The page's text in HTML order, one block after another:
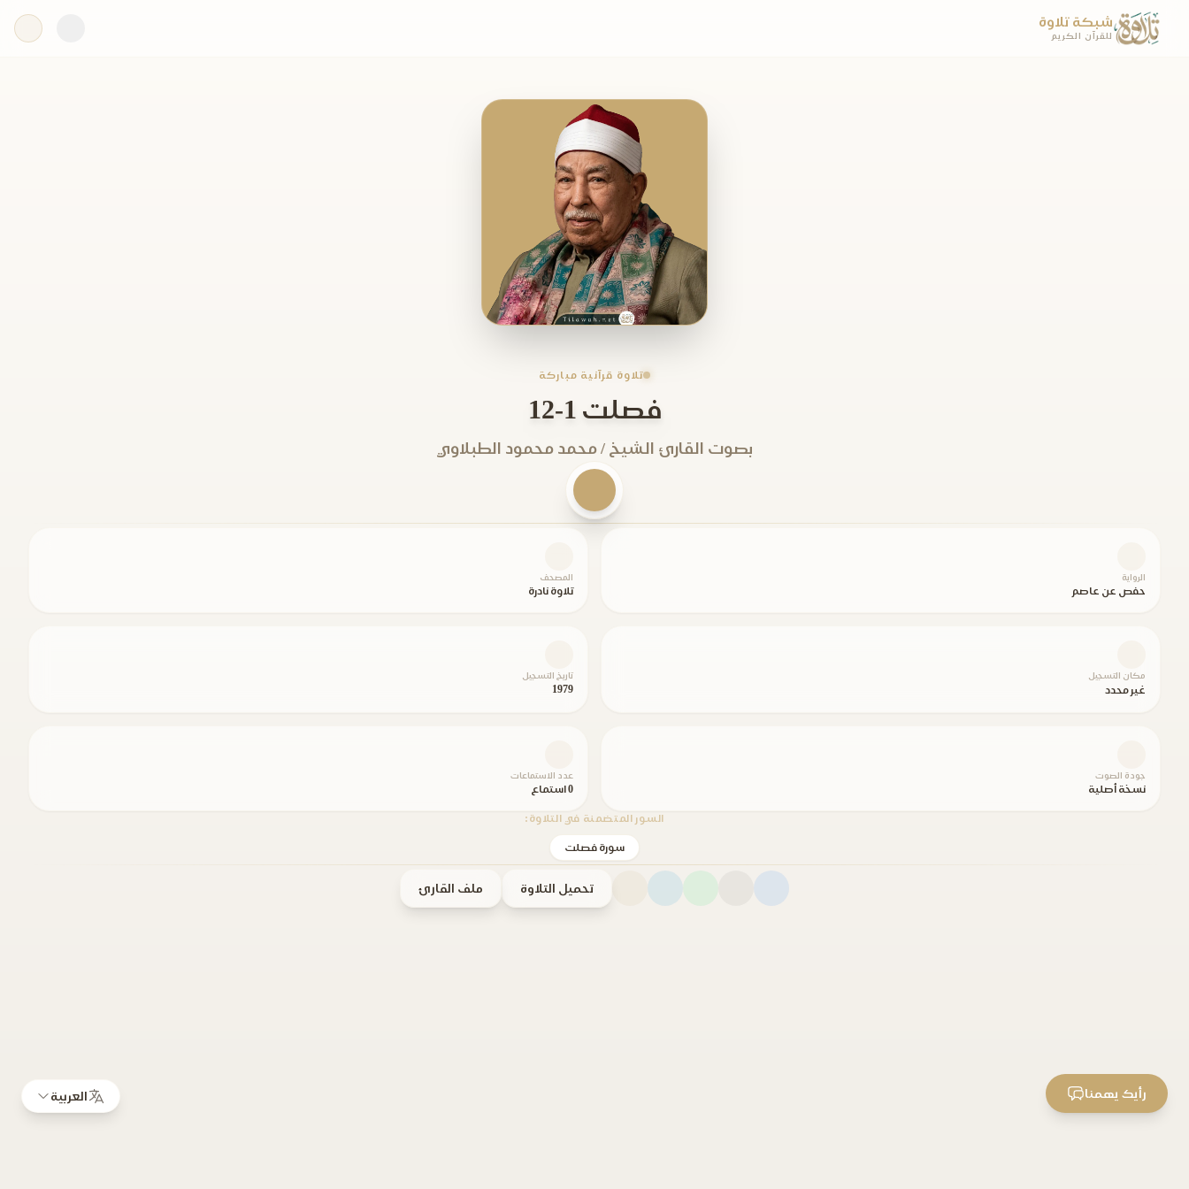
شبكة تلاوة
للقرآن الكريم
تلاوة قرآنية مباركة
فصلت 1-12
بصوت القارئ الشيخ / محمد محمود الطبلاوي
الرواية
حفص عن عاصم
المصحف
تلاوة نادرة
مكان التسجيل
غير محدد
تاريخ التسجيل
1979
جودة الصوت
نسخة أصلية
عدد الاستماعات
0 استماع
السور المتضمنة في التلاوة:
سورة فصلت
تحميل التلاوة ملف القارئ
العربية رأيك يهمنا